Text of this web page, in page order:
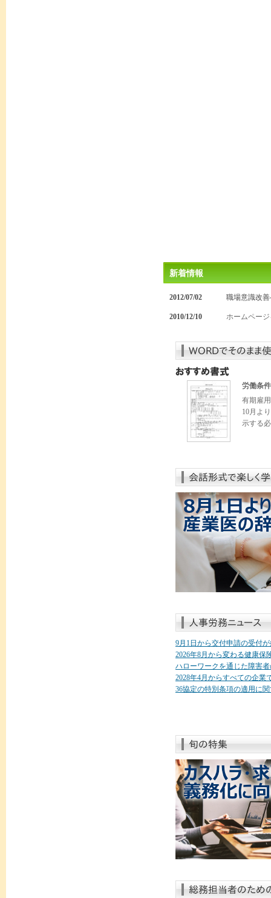
新着情報
2012/07/02 職場意識改善
2010/12/10 ホームペー
労働条
有期雇
10月よ
示する
9月1日から交付申請の受付
2026年8月から変わる健康保
ハローワークを通じた障害
2028年4月からすべての企業
36協定の特別条項の適用に